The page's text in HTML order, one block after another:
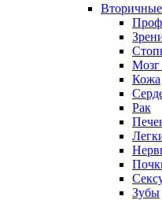
Вторичные
Мозг
Кожа
Рак
Зубы